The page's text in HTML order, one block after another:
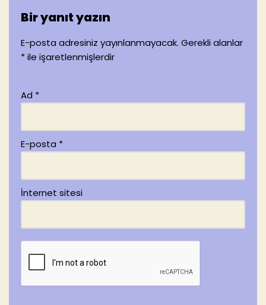
Bir yanıt yazın
E-posta adresiniz yayınlanmayacak. Gerekli alanlar
*ile işaretlenmişlerdir
Ad *
E-posta *
İnternet sitesi